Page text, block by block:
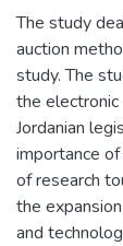
The study
auction
study. The
the electronic
Jordanian
importance
of research
the
and